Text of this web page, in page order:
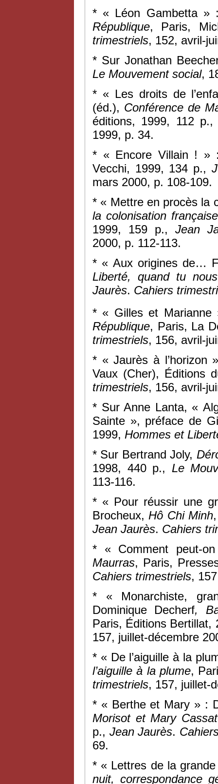
* « Léon Gambetta »
République, Paris,
trimestriels, 152, avril-
* Sur Jonathan
Le Mouvement social,
* « Les droits de
(éd.), Conférence de
éditions, 1999, 112
1999, p. 34.
* « Encore Villain ! »
Vecchi, 1999, 134 p.,
mars 2000, p. 108-109.
* « Mettre en procès la
la colonisation
1999, 159 p., Jean
2000, p. 112-113.
* « Aux origines de…
Liberté, quand tu
Jaurès. Cahiers
* « Gilles et
République, Paris, La
trimestriels, 156, avril-
* « Jaurès à l’horizon
Vaux (Cher), Éditions
trimestriels, 156, avril-
* Sur Anne Lanta, «
Sainte », préface de
1999, Hommes et
* Sur Bertrand Joly,
1998, 440 p., Le
113-116.
* « Pour réussir une
Brocheux, Hô Chi Minh
Jean Jaurès. Cahiers
* « Comment peut-
Maurras, Paris,
Cahiers trimestriels,
* « Monarchiste,
Dominique Decherf,
Paris, Éditions
157, juillet-décembre
* « De l’aiguille à la
l’aiguille à la plume,
trimestriels, 157, juillet-
* « Berthe et Mary » :
Morisot et Mary
p., Jean Jaurès.
69.
* « Lettres de la
nuit, correspondance